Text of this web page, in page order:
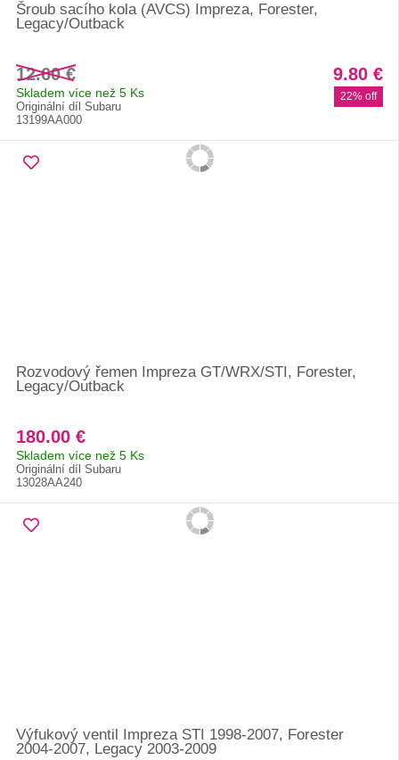
Šroub sacího kola (AVCS) Impreza, Forester,
Legacy/Outback
12.60 € 9.80 €
22% off
Skladem více než 5 Ks
Originální díl Subaru
13199AA000
Rozvodový řemen Impreza GT/WRX/STI, Forester,
Legacy/Outback
180.00 €
Skladem více než 5 Ks
Originální díl Subaru
13028AA240
Výfukový ventil Impreza STI 1998-2007, Forester
2004-2007, Legacy 2003-2009